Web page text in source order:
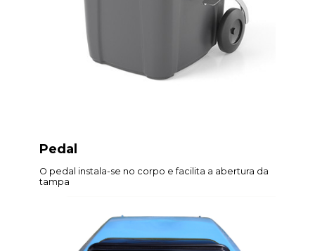
Pedal
O pedal instala-se no corpo e facilita a abertura da
tampa